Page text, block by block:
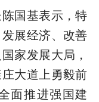
国基表示，特
展经济、改善
家发展大局，
大道上勇毅前
面推进强国建